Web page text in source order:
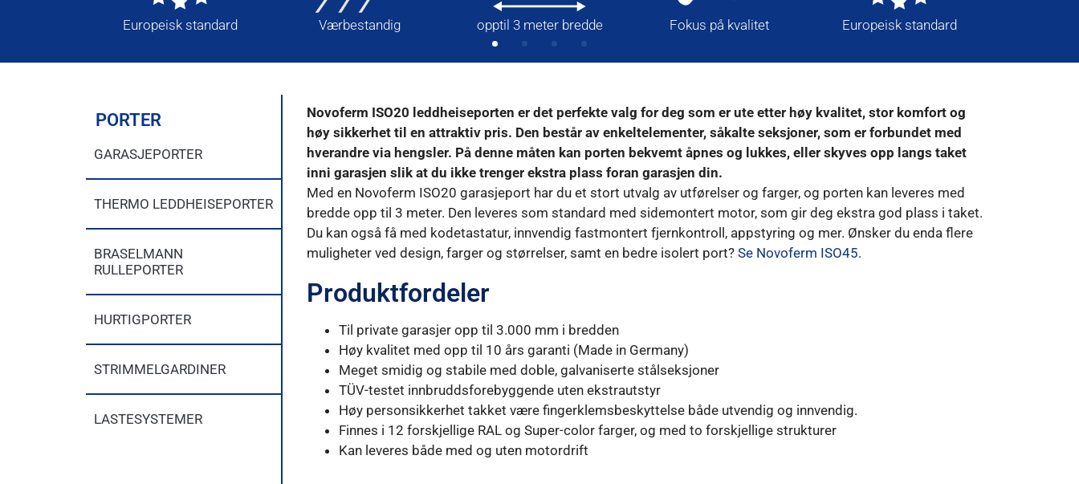
Europeisk standard Værbestandig opptil 3 meter bredde Fokus på kvalitet Europeisk standard
PORTER
GARASJEPORTER
THERMO LEDDHEISEPORTER
BRASELMANN
RULLEPORTER
HURTIGPORTER
STRIMMELGARDINER
LASTESYSTEMER
Novoferm ISO20 leddheiseporten er det perfekte valg for deg som er ute etter høy kvalitet, stor komfort og
høy sikkerhet til en attraktiv pris. Den består av enkeltelementer, såkalte seksjoner, som er forbundet med
hverandre via hengsler. På denne måten kan porten bekvemt åpnes og lukkes, eller skyves opp langs taket
inni garasjen slik at du ikke trenger ekstra plass foran garasjen din.
Med en Novoferm ISO20 garasjeport har du et stort utvalg av utførelser og farger, og porten kan leveres med
bredde opp til 3 meter. Den leveres som standard med sidemontert motor, som gir deg ekstra god plass i taket.
Du kan også få med kodetastatur, innvendig fastmontert fjernkontroll, appstyring og mer. Ønsker du enda flere
muligheter ved design, farger og størrelser, samt en bedre isolert port? Se Novoferm ISO45.
Produktfordeler
Til private garasjer opp til 3.000 mm i bredden
Høy kvalitet med opp til 10 års garanti (Made in Germany)
Meget smidig og stabile med doble, galvaniserte stålseksjoner
TÜV-testet innbruddsforebyggende uten ekstrautstyr
Høy personsikkerhet takket være fingerklemsbeskyttelse både utvendig og innvendig.
Finnes i 12 forskjellige RAL og Super-color farger, og med to forskjellige strukturer
Kan leveres både med og uten motordrift